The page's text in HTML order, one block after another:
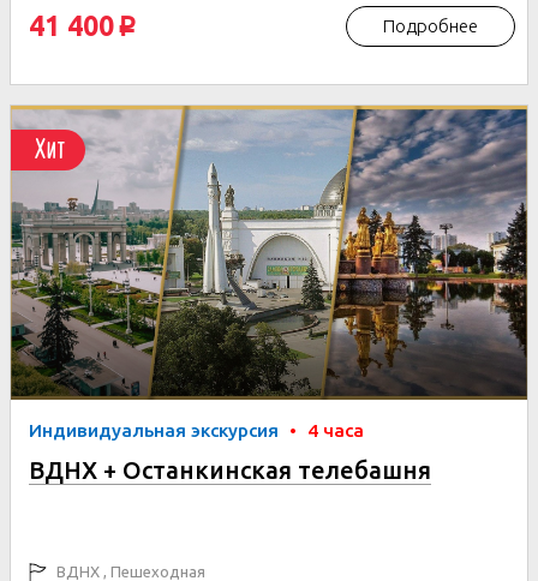
41 400 p Подробнее
Хит
Индивидуальная экскурсия • 4 часа
ВДНХ + Останкинская телебашня
ВДНХ , Пешеходная